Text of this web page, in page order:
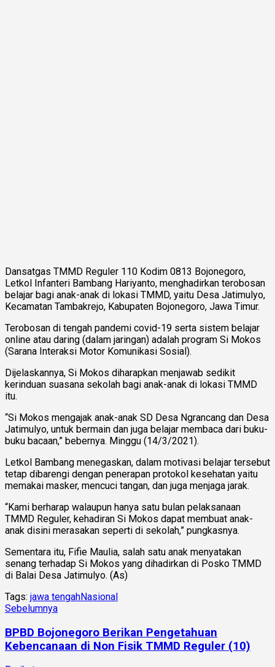
Dansatgas TMMD Reguler 110 Kodim 0813 Bojonegoro,
Letkol Infanteri Bambang Hariyanto, menghadirkan terobosan
belajar bagi anak-anak di lokasi TMMD, yaitu Desa Jatimulyo,
Kecamatan Tambakrejo, Kabupaten Bojonegoro, Jawa Timur.
Terobosan di tengah pandemi covid-19 serta sistem belajar
online atau daring (dalam jaringan) adalah program Si Mokos
(Sarana Interaksi Motor Komunikasi Sosial).
Dijelaskannya, Si Mokos diharapkan menjawab sedikit
kerinduan suasana sekolah bagi anak-anak di lokasi TMMD
itu.
“Si Mokos mengajak anak-anak SD Desa Ngrancang dan Desa
Jatimulyo, untuk bermain dan juga belajar membaca dari buku-
buku bacaan,” bebernya. Minggu (14/3/2021).
Letkol Bambang menegaskan, dalam motivasi belajar tersebut
tetap dibarengi dengan penerapan protokol kesehatan yaitu
memakai masker, mencuci tangan, dan juga menjaga jarak.
“Kami berharap walaupun hanya satu bulan pelaksanaan
TMMD Reguler, kehadiran Si Mokos dapat membuat anak-
anak disini merasakan seperti di sekolah,” pungkasnya.
Sementara itu, Fifie Maulia, salah satu anak menyatakan
senang terhadap Si Mokos yang dihadirkan di Posko TMMD
di Balai Desa Jatimulyo. (As)
Tags: jawa tengahNasional
Sebelumnya
BPBD Bojonegoro Berikan Pengetahuan
Kebencanaan di Non Fisik TMMD Reguler (10)